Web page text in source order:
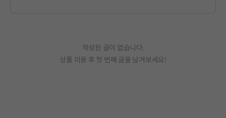
작성된 글이 없습니다.
상품 이용 후 첫 번째 글을 남겨보세요!